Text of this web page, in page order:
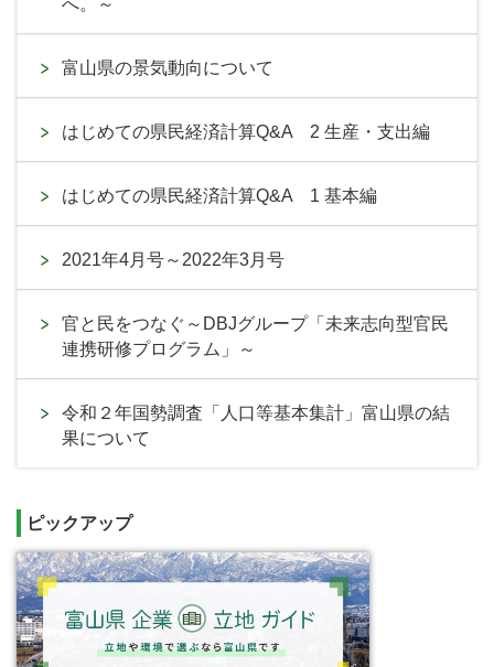
富山県の景気動向について
はじめての県民経済計算Q&A 2 生産・支出編
はじめての県民経済計算Q&A 1 基本編
2021年4月号～2022年3月号
官と民をつなぐ～DBJグループ「未来志向型官民
連携研修プログラム」～
令和２年国勢調査「人口等基本集計」富山県の結
果について
ピックアップ